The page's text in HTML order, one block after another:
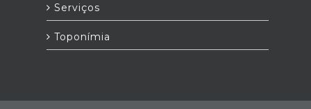
Serviços
Toponímia